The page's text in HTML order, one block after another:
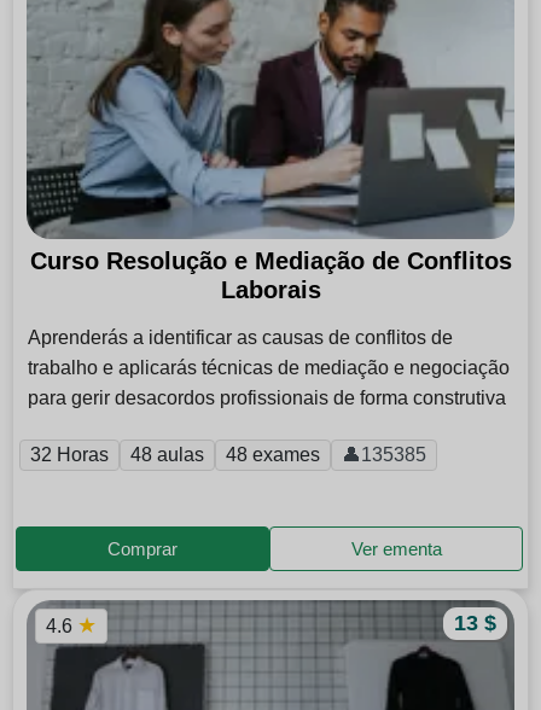
Curso Resolução e Mediação de Conflitos
Laborais
Aprenderás a identificar as causas de conflitos de
trabalho e aplicarás técnicas de mediação e negociação
para gerir desacordos profissionais de forma construtiva
32 Horas 48 aulas 48 exames 👤135385
Comprar Ver ementa
13 $
4.6 ★